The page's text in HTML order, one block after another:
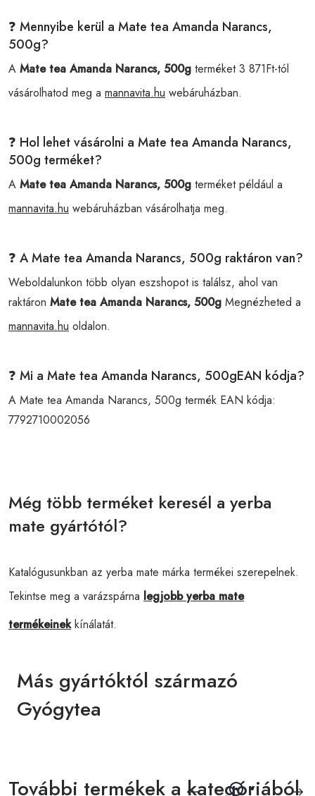
❓ Mennyibe kerül a Mate tea Amanda Narancs,
500g?
A Mate tea Amanda Narancs, 500g terméket 3 871Ft-tól
vásárolhatod meg a mannavita.hu webáruházban.
❓ Hol lehet vásárolni a Mate tea Amanda Narancs,
500g terméket?
A Mate tea Amanda Narancs, 500g terméket például a
mannavita.hu webáruházban vásárolhatja meg.
❓ A Mate tea Amanda Narancs, 500g raktáron van?
Weboldalunkon több olyan eszshopot is találsz, ahol van
raktáron Mate tea Amanda Narancs, 500g Megnézheted a
mannavita.hu oldalon.
❓ Mi a Mate tea Amanda Narancs, 500gEAN kódja?
A Mate tea Amanda Narancs, 500g termék EAN kódja:
7792710002056
Még több terméket keresél a yerba
mate gyártótól?
Katalógusunkban az yerba mate márka termékei szerepelnek.
Tekintse meg a varázspárna legjobb yerba mate
termékeinekkínálatát.
Más gyártóktól származó
Gyógytea
További termékek a kategóriából